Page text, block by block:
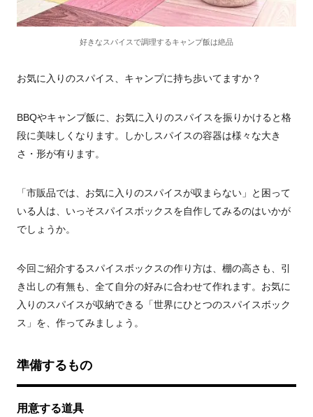
好きなスパイスで調理するキャンプ飯は絶品
お気に入りのスパイス、キャンプに持ち歩いてますか？
BBQやキャンプ飯に、お気に入りのスパイスを振りかけると格
段に美味しくなります。しかしスパイスの容器は様々な大き
さ・形が有ります。
「市販品では、お気に入りのスパイスが収まらない」と困って
いる人は、いっそスパイスボックスを自作してみるのはいかが
でしょうか。
今回ご紹介するスパイスボックスの作り方は、棚の高さも、引
き出しの有無も、全て自分の好みに合わせて作れます。お気に
入りのスパイスが収納できる「世界にひとつのスパイスボック
ス」を、作ってみましょう。
準備するもの
用意する道具